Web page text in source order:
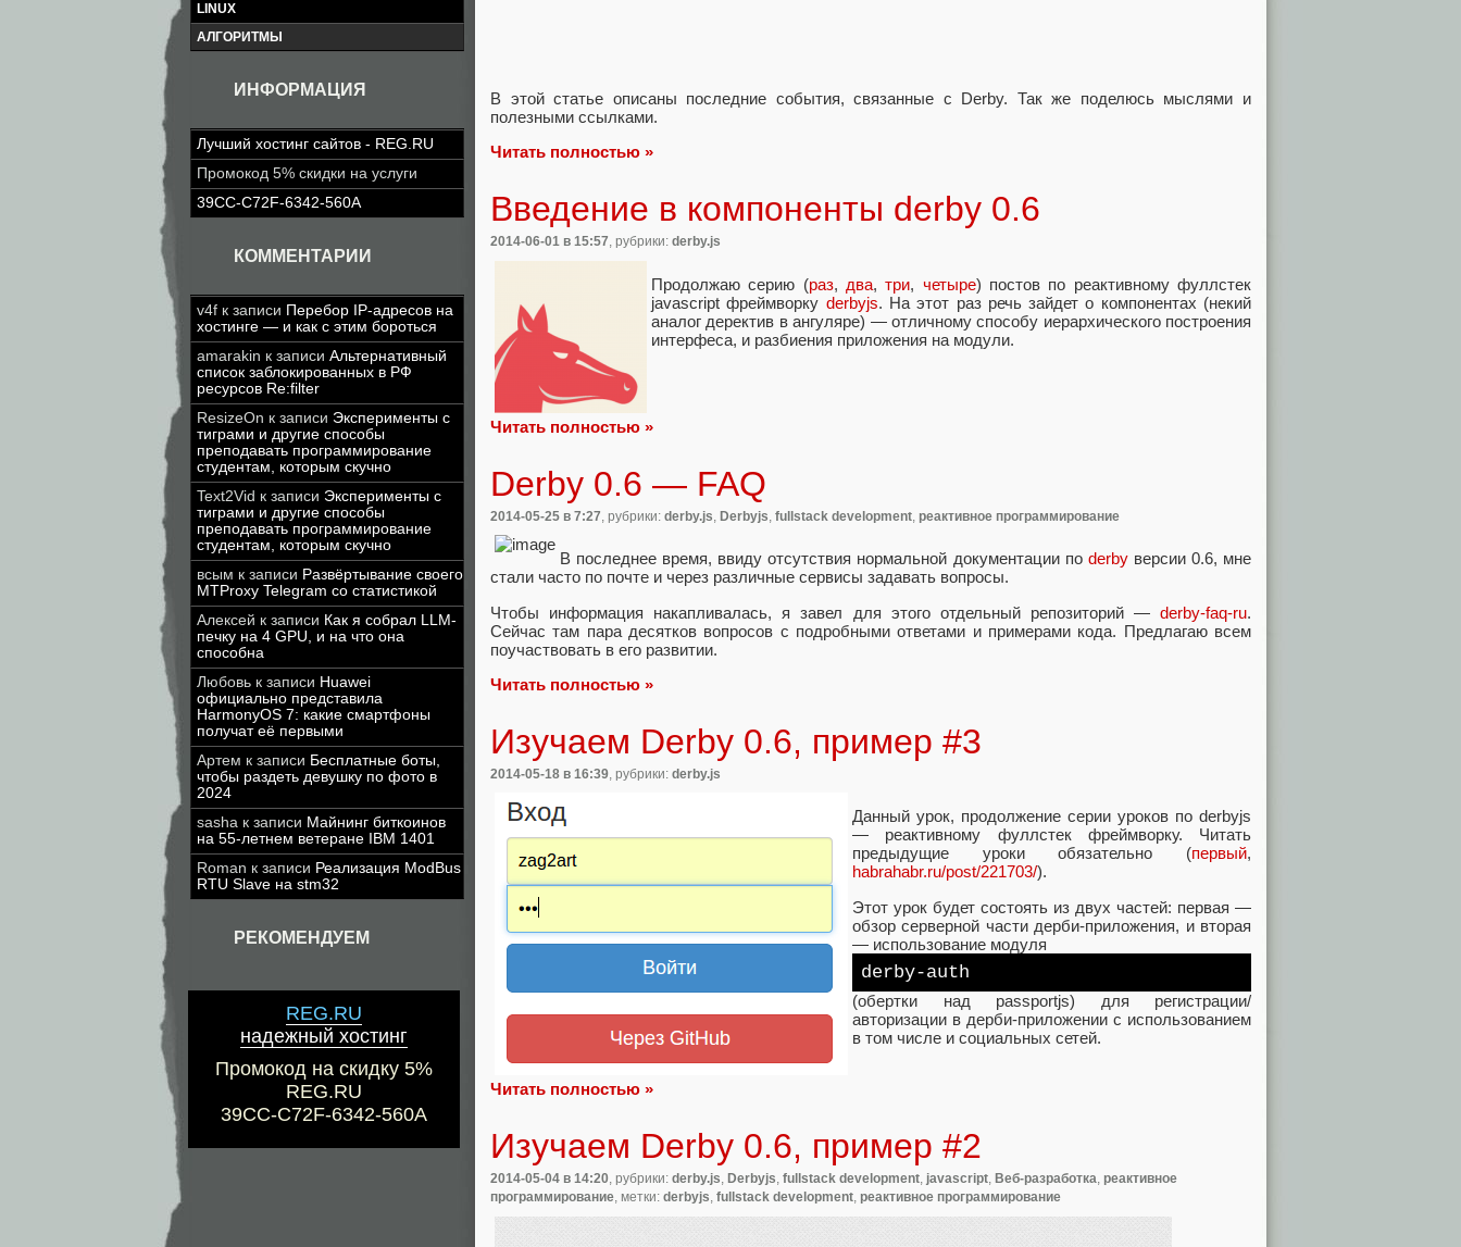
LINUX
АЛГОРИТМЫ
ИНФОРМАЦИЯ
Лучший хостинг сайтов - REG.RU
Промокод 5% скидки на услуги
39CC-C72F-6342-560A
КОММЕНТАРИИ
v4f к записи Перебор IP-адресов на
хостинге — и как с этим бороться
amarakin к записи Альтернативный
список заблокированных в РФ
ресурсов Re:filter
ResizeOn к записи Эксперименты с
тиграми и другие способы
преподавать программирование
студентам, которым скучно
Text2Vid к записи Эксперименты с
тиграми и другие способы
преподавать программирование
студентам, которым скучно
всым к записи Развёртывание своего
MTProxy Telegram со статистикой
Алексей к записи Как я собрал LLM-
печку на 4 GPU, и на что она
способна
Любовь к записи Huawei
официально представила
HarmonyOS 7: какие смартфоны
получат её первыми
Артем к записи Бесплатные боты,
чтобы раздеть девушку по фото в
2024
sasha к записи Майнинг биткоинов
на 55-летнем ветеране IBM 1401
Roman к записи Реализация ModBus
RTU Slave на stm32
РЕКОМЕНДУЕМ
REG.RU
надежный хостинг
Промокод на скидку 5%
REG.RU
39CC-C72F-6342-560A
В этой статье описаны последние события, связанные с Derby. Так же поделюсь мыслями и
полезными ссылками.
Читать полностью »
Введение в компоненты derby 0.6
2014-06-01 в 15:57, рубрики: derby.js
Продолжаю серию (раз, два,три, четыре) постов по реактивному фуллстек
javascript фреймворку derbyjs. На этот раз речь зайдет о компонентах (некий
аналог деректив в ангуляре) — отличному способу иерархического построения
интерфеса, и разбиения приложения на модули.
Читать полностью »
Derby 0.6 — FAQ
2014-05-25 в 7:27 , рубрики: derby.js Derbyjs fullstack development реактивное программирование
В последнее время, ввиду отсутствия нормальной документации по derbyверсии 0.6, мне
стали часто по почте и через различные сервисы задавать вопросы.
Чтобы информация накапливалась, я завел для этого отдельный репозиторий — derby-faq-ru.
Сейчас там пара десятков вопросов с подробными ответами и примерами кода. Предлагаю всем
поучаствовать в его развитии.
Читать полностью »
Изучаем Derby 0.6, пример #3
2014-05-18 в 16:39, рубрики: derby.js
Данный урок, продолжение серии уроков по derbyjs
— реактивному фуллстек фреймворку. Читать
предыдущие уроки обязательно (первый,
habrahabr.ru/post/221703/).
Этот урок будет состоять из двух частей: первая —
обзор серверной части дерби-приложения, и вторая
— использование модуля
derby-auth
(обертки над passportjs) для регистрации/
авторизации в дерби-приложении с использованием
в том числе и социальных сетей.
Читать полностью »
Изучаем Derby 0.6, пример #2
2014-05-04 в 14:20, рубрики: derby.js, Derbyjs, fullstack development, javascript, Веб-разработка, реактивное
программирование, метки: derbyjs, fullstack development, реактивное программирование